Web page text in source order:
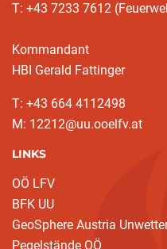
T: +43 7233 7612
Kommandant
HBI Gerald Fattinger
T: +43 664 4112498
M: 12212@uu.ooelfv.at
LINKS
OÖ LFV
BFK UU
GeoSphere Austria
Pegelstände OÖ